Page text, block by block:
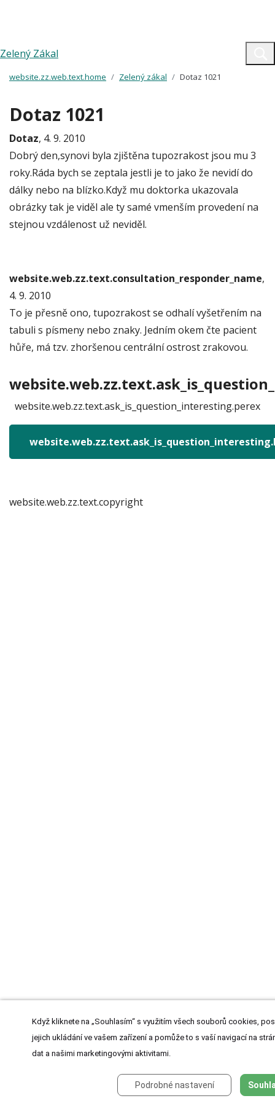
Zelený Zákal
website.zz.web.text.home Zelený zákal Dotaz 1021
Dotaz 1021
Dotaz, 4. 9. 2010
Dobrý den,synovi byla zjištěna tupozrakost jsou mu 3
roky.Ráda bych se zeptala jestli je to jako že nevidí do
dálky nebo na blízko.Když mu doktorka ukazovala
obrázky tak je viděl ale ty samé vmenším provedení na
stejnou vzdálenost už neviděl.
website.web.zz.text.consultation_responder_name,
4. 9. 2010
To je přesně ono, tupozrakost se odhalí vyšetřením na
tabuli s písmeny nebo znaky. Jedním okem čte pacient
hůře, má tzv. zhoršenou centrální ostrost zrakovou.
website.web.zz.text.ask_is_question_interesting.perex
website.web.zz.text.copyright
Když kliknete na „Souhlasím“ s využitím všech souborů cookies,
jejich ukládání ve vašem zařízení a pomůže to s vaší navigací na
dat a našimi marketingovými aktivitami.
Podrobné nastavení